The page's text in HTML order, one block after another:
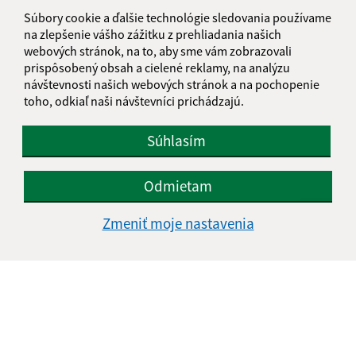
Súbory cookie a ďalšie technológie sledovania používame
na zlepšenie vášho zážitku z prehliadania našich
webových stránok, na to, aby sme vám zobrazovali
prispôsobený obsah a cielené reklamy, na analýzu
návštevnosti našich webových stránok a na pochopenie
toho, odkiaľ naši návštevníci prichádzajú.
Súhlasím
Odmietam
Zmeniť moje nastavenia
obecfintice@fintice.sk
+421 51 748 10 10
IČO: 00327018